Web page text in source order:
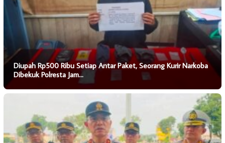
Diupah Rp500 Ribu Setiap Antar Paket, Seorang Kurir Narkoba
Dibekuk Polresta Jam…